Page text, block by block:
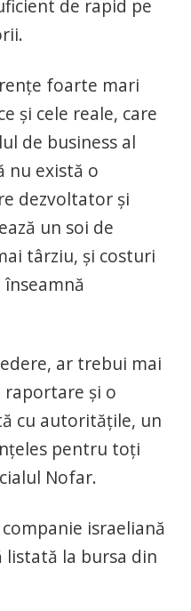
de rapid pe
foarte mari
şi cele reale, care
de business al
nu există o
dezvoltator şi
un soi de
târziu, şi costuri
ar trebui mai
şi o
cu autorităţile, un
pentru toţi
Nofar.
israeliană
listată la bursa din